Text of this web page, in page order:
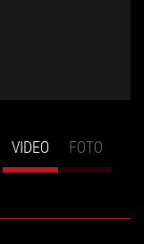
VIDEO (SCHEDA
ATTIVA)
FOTO